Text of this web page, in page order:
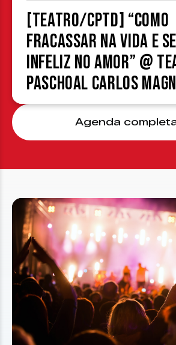
[TEATRO/CPTD] “Como
fracassar na vida e
infeliz no amor” @
Paschoal Carlos
Agenda